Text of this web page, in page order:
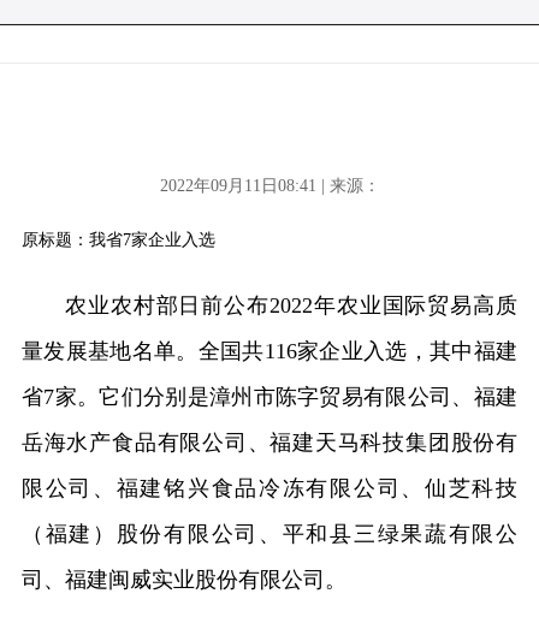
2022年09月11日08:41 | 来源：
原标题：我省7家企业入选
农业农村部日前公布2022年农业国际贸易高质
量发展基地名单。全国共116家企业入选，其中福建
省7家。它们分别是漳州市陈字贸易有限公司、福建
岳海水产食品有限公司、福建天马科技集团股份有
限公司、福建铭兴食品冷冻有限公司、仙芝科技
（福建）股份有限公司、平和县三绿果蔬有限公
司、福建闽威实业股份有限公司。